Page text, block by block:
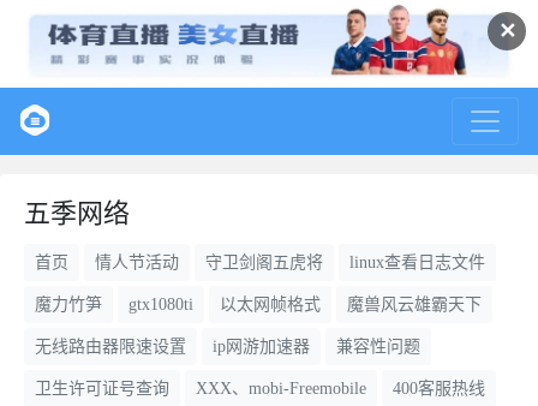
✕
五季网络
首页 情人节活动 守卫剑阁五虎将 linux查看日志文件
魔力竹笋 gtx1080ti 以太网帧格式 魔兽风云雄霸天下
无线路由器限速设置 ip网游加速器 兼容性问题
卫生许可证号查询 XXX、mobi-Freemobile 400客服热线